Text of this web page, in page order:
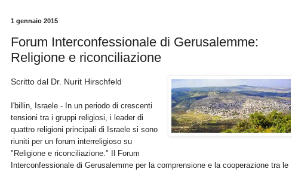
1 gennaio 2015
Forum Interconfessionale di Gerusalemme:
Religione e riconciliazione
Scritto dal Dr. Nurit Hirschfeld
I'billin, Israele - In un periodo di crescenti
tensioni tra i gruppi religiosi, i leader di
quattro religioni principali di Israele si sono
riuniti per un forum interreligioso su
"Religione e riconciliazione." Il Forum
Interconfessionale di Gerusalemme per la comprensione e la cooperazione tra le